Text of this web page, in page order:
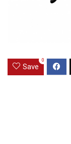
Save
0